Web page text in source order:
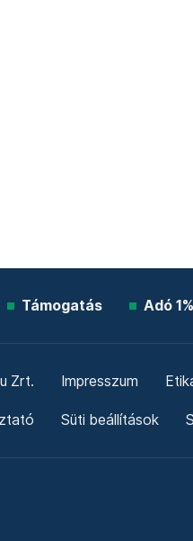
Támogatás Adó
Zrt. Impresszum
Süti beállítások